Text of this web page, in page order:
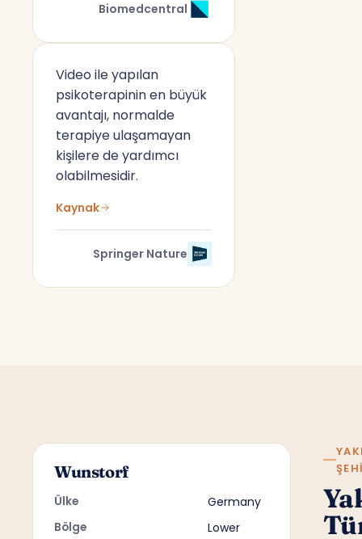
Biomedcentral
Video ile yapılan
psikoterapinin en büyük
avantajı, normalde
terapiye ulaşamayan
kişilere de yardımcı
olabilmesidir.
Kaynak
Springer Nature
Wunstorf
Ülke Germany
Bölge
Lower